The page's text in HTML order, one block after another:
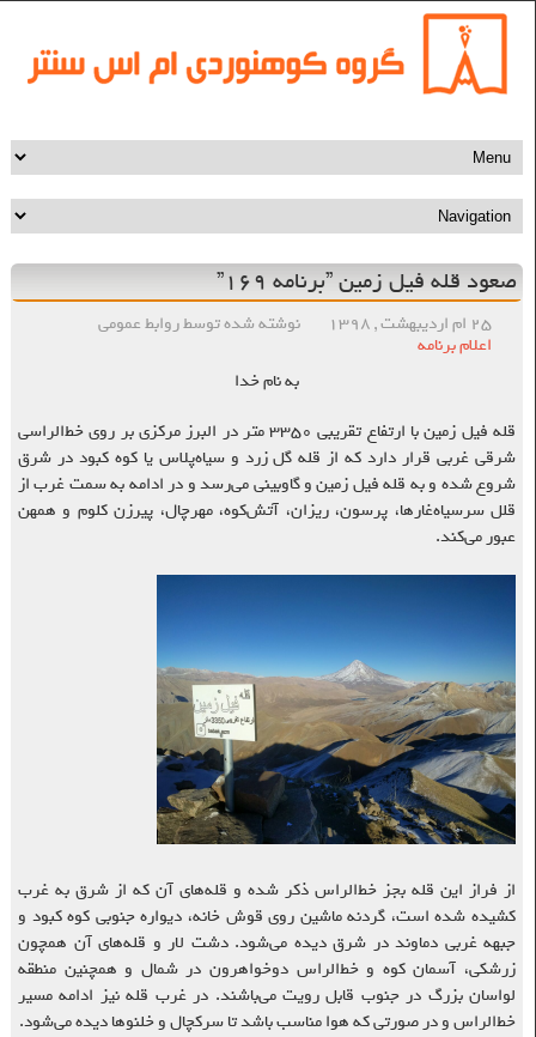
صعود قله فیل زمین ”برنامه ۱۶۹”
۲۵ ام اردیبهشت , ۱۳۹۸ نوشته شده توسط روابط عمومی
اعلام برنامه
به نام خدا
قله فیل زمین با ارتفاع تقریبی ۳۳۵۰ متر در البرز مرکزی بر روی خط‌الراسی
شرقی غربی قرار دارد که از قله گل زرد و سیاه‌پلاس یا کوه کبود در شرق
شروع شده و به قله فیل زمین و گاوبینی می‌رسد و در ادامه به سمت غرب از
قلل سرسیاه‌غارها، پرسون، ریزان، آتش‌کوه، مهرچال، پیرزن کلوم و همهن
عبور می‌کند.
از فراز این قله بجز خط‌الراس ذکر شده و قله‌های آن که از شرق به غرب
کشیده شده است، گردنه ماشین روی قوش خانه، دیواره جنوبی کوه کبود و
جبهه غربی دماوند در شرق دیده می‌شود. دشت لار و قله‌های آن همچون
زرشکی، آسمان کوه و خط‌الراس دوخواهرون در شمال و همچنین منطقه
لواسان بزرگ در جنوب قابل رویت می‌باشند. در غرب قله نیز ادامه مسیر
خط‌الراس و در صورتی که هوا مناسب باشد تا سرکچال و خلنوها دیده می‌شود.